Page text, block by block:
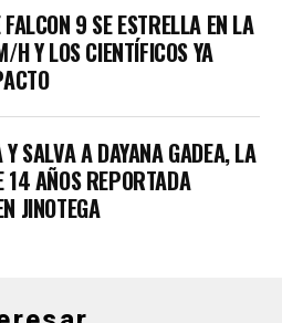
9 SE ESTRELLA EN LA
Y LOS CIENTÍFICOS YA
SALVA A DAYANA GADEA, LA
14 AÑOS REPORTADA
JINOTEGA